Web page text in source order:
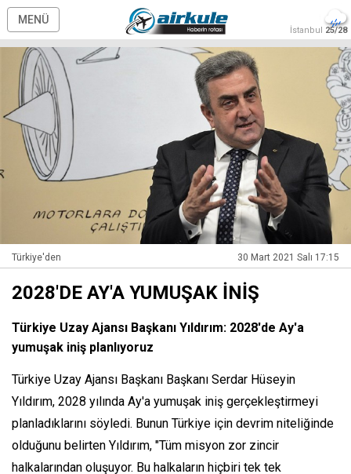
MENÜ
İstanbul 25/28
Türkiye'den 30 Mart 2021 Salı 17:15
2028'DE AY'A YUMUŞAK İNİŞ
Türkiye Uzay Ajansı Başkanı Yıldırım: 2028'de Ay'a
yumuşak iniş planlıyoruz
Türkiye Uzay Ajansı Başkanı Başkanı Serdar Hüseyin
Yıldırım, 2028 yılında Ay'a yumuşak iniş gerçekleştirmeyi
planladıklarını söyledi. Bunun Türkiye için devrim niteliğinde
olduğunu belirten Yıldırım, "Tüm misyon zor zincir
halkalarından oluşuyor. Bu halkaların hiçbiri tek tek